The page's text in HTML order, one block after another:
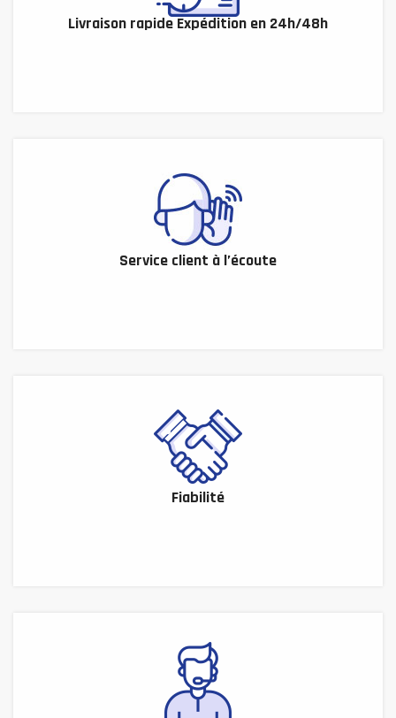
Livraison rapide Expédition en 24h/48h
Service client à l’écoute
Fiabilité